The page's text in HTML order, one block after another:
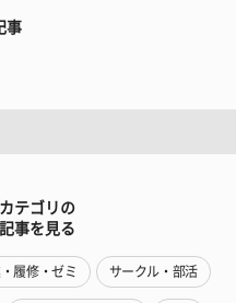
事
テゴリの
事を見る
履修・ゼミ サークル・部活